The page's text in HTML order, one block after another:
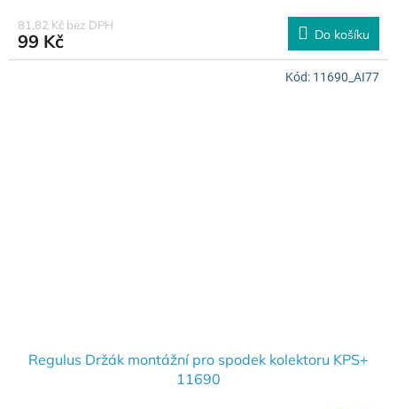
81,82 Kč bez DPH
99 Kč Do košíku
Regulus Držák montážní pro spodek kolektoru KPS+
11690
Kód: 11690_AI77